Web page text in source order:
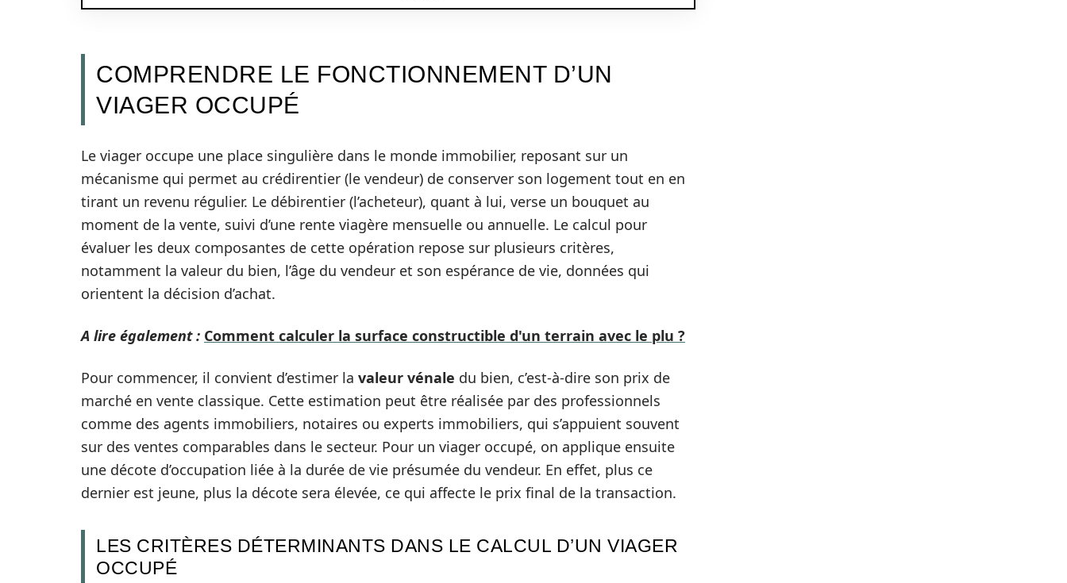
COMPRENDRE LE FONCTIONNEMENT D’UN
VIAGER OCCUPÉ
Le viager occupe une place singulière dans le monde immobilier, reposant sur un
mécanisme qui permet au crédirentier (le vendeur) de conserver son logement tout en en
tirant un revenu régulier. Le débirentier (l’acheteur), quant à lui, verse un bouquet au
moment de la vente, suivi d’une rente viagère mensuelle ou annuelle. Le calcul pour
évaluer les deux composantes de cette opération repose sur plusieurs critères,
notamment la valeur du bien, l’âge du vendeur et son espérance de vie, données qui
orientent la décision d’achat.
A lire également : Comment calculer la surface constructible d'un terrain avec le plu ?
Pour commencer, il convient d’estimer la valeur vénale du bien, c’est-à-dire son prix de
marché en vente classique. Cette estimation peut être réalisée par des professionnels
comme des agents immobiliers, notaires ou experts immobiliers, qui s’appuient souvent
sur des ventes comparables dans le secteur. Pour un viager occupé, on applique ensuite
une décote d’occupation liée à la durée de vie présumée du vendeur. En effet, plus ce
dernier est jeune, plus la décote sera élevée, ce qui affecte le prix final de la transaction.
LES CRITÈRES DÉTERMINANTS DANS LE CALCUL D’UN VIAGER
OCCUPÉ